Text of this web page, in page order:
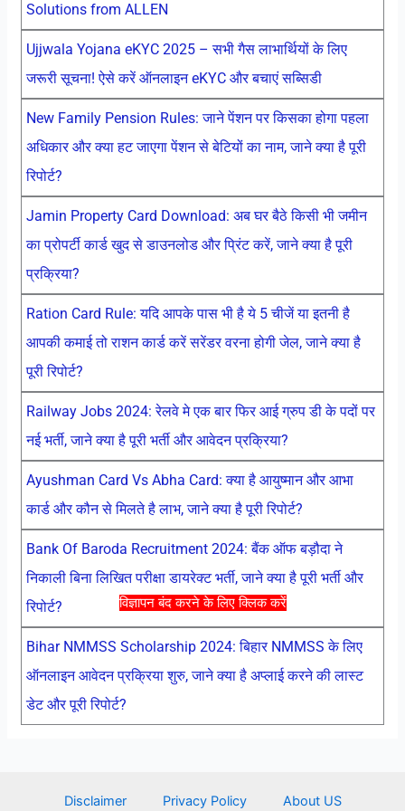
विज्ञापन बंद करने के लिए क्लिक करें
Solutions from ALLEN
Ujjwala Yojana eKYC 2025 – सभी गैस लाभार्थियों के लिए
जरूरी सूचना! ऐसे करें ऑनलाइन eKYC और बचाएं सब्सिडी
New Family Pension Rules: जाने पेंशन पर किसका होगा पहला
अधिकार और क्या हट जाएगा पेंशन से बेटियों का नाम, जाने क्या है पूरी
रिपोर्ट?
Jamin Property Card Download: अब घर बैठे किसी भी जमीन
का प्रोपर्टी कार्ड खुद से डाउनलोड और प्रिंट करें, जाने क्या है पूरी
प्रक्रिया?
Ration Card Rule: यदि आपके पास भी है ये 5 चीजें या इतनी है
आपकी कमाई तो राशन कार्ड करें सरेंडर वरना होगी जेल, जाने क्या है
पूरी रिपोर्ट?
Railway Jobs 2024: रेलवे मे एक बार फिर आई ग्रुप डी के पदों पर
नई भर्ती, जाने क्या है पूरी भर्ती और आवेदन प्रक्रिया?
Ayushman Card Vs Abha Card: क्या है आयुष्मान और आभा
कार्ड और कौन से मिलते है लाभ, जाने क्या है पूरी रिपोर्ट?
Bank Of Baroda Recruitment 2024: बैंक ऑफ बड़ौदा ने
निकाली बिना लिखित परीक्षा डायरेक्ट भर्ती, जाने क्या है पूरी भर्ती और
रिपोर्ट?
Bihar NMMSS Scholarship 2024: बिहार NMMSS के लिए
ऑनलाइन आवेदन प्रक्रिया शुरु, जाने क्या है अप्लाई करने की लास्ट
डेट और पूरी रिपोर्ट?
Disclaimer Privacy Policy About US